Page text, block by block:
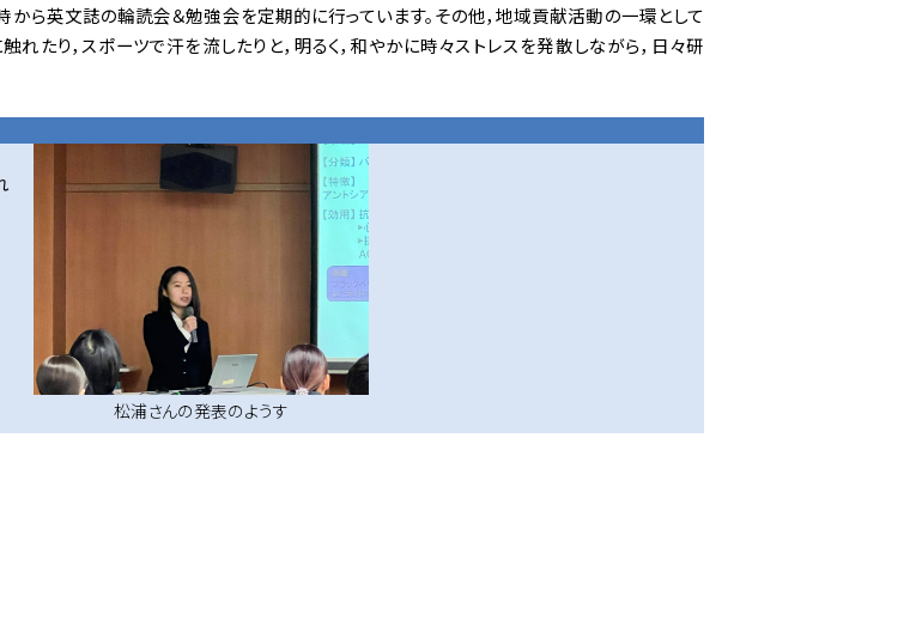
ら英文誌の輪読会＆勉強会を定期的に行っています。その他，地域貢献活動の一環として
たり，スポーツで汗を流したりと，明るく，和やかに時々ストレスを発散しながら，日々研
松浦さんの発表のようす